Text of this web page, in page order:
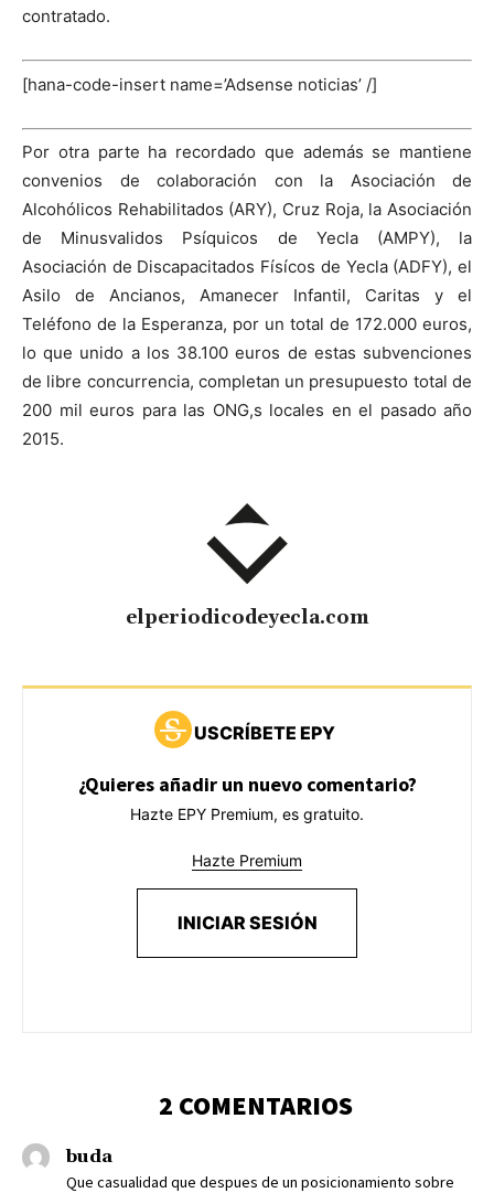
contratado.
[hana-code-insert name=’Adsense noticias’ /]
Por otra parte ha recordado que además se mantiene
convenios de colaboración con la Asociación de
Alcohólicos Rehabilitados (ARY), Cruz Roja, la Asociación
de Minusvalidos Psíquicos de Yecla (AMPY), la
Asociación de Discapacitados Físícos de Yecla (ADFY), el
Asilo de Ancianos, Amanecer Infantil, Caritas y el
Teléfono de la Esperanza, por un total de 172.000 euros,
lo que unido a los 38.100 euros de estas subvenciones
de libre concurrencia, completan un presupuesto total de
200 mil euros para las ONG,s locales en el pasado año
2015.
elperiodicodeyecla.com
USCRÍBETE EPY
¿Quieres añadir un nuevo comentario?
Hazte EPY Premium, es gratuito.
Hazte Premium
INICIAR SESIÓN
2 COMENTARIOS
buda
Que casualidad que despues de un posicionamiento sobre